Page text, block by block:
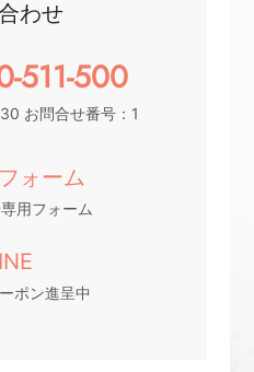
わせ
511-500
お問合せ番号：1
ォーム
用フォーム
ポン進呈中